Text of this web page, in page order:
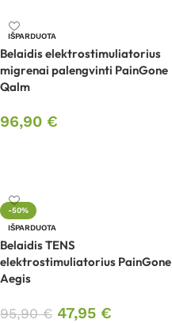
IŠPARDUOTA
Belaidis elektrostimuliatorius
migrenai palengvinti PainGone
Qalm
96,90 €
-50%
IŠPARDUOTA
Belaidis TENS
elektrostimuliatorius PainGone
Aegis
95,90€ 47,95 €